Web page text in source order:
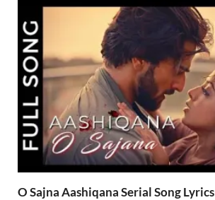
O Sajna Aashiqana Serial Song Lyrics